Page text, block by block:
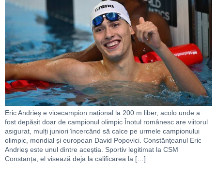
Eric Andrieș e vicecampion național la 200 m liber, acolo unde a
fost depășit doar de campionul olimpic Înotul românesc are viitorul
asigurat, mulți juniori încercând să calce pe urmele campionului
olimpic, mondial și european David Popovici. Constănțeanul Eric
Andrieș este unul dintre aceștia. Sportiv legitimat la CSM
Constanța, el visează deja la calificarea la […]